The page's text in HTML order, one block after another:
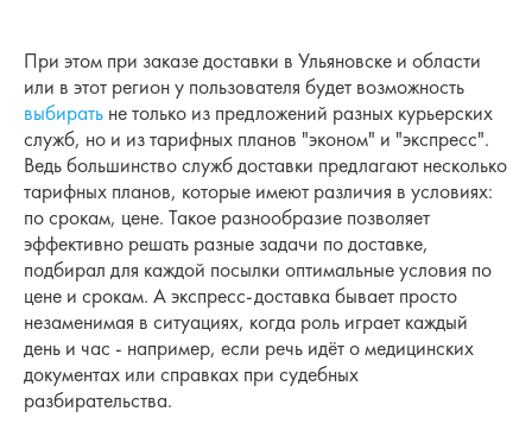
При этом при заказе доставки в Ульяновске и области
или в этот регион у пользователя будет возможность
выбирать не только из предложений разных курьерских
служб, но и из тарифных планов "эконом" и "экспресс".
Ведь большинство служб доставки предлагают несколько
тарифных планов, которые имеют различия в условиях:
по срокам, цене. Такое разнообразие позволяет
эффективно решать разные задачи по доставке,
подбирал для каждой посылки оптимальные условия по
цене и срокам. А экспресс-доставка бывает просто
незаменимая в ситуациях, когда роль играет каждый
день и час - например, если речь идёт о медицинских
документах или справках при судебных
разбирательства.